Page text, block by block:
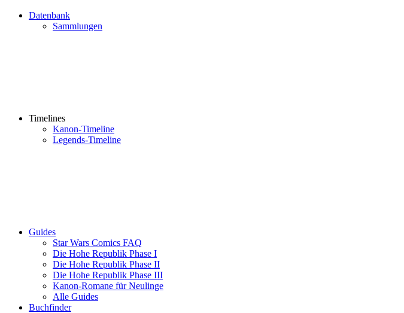
Datenbank
Sammlungen
Timelines
Kanon-Timeline
Legends-Timeline
Guides
Star Wars Comics FAQ
Die Hohe Republik Phase I
Die Hohe Republik Phase II
Die Hohe Republik Phase III
Kanon-Romane für Neulinge
Alle Guides
Buchfinder